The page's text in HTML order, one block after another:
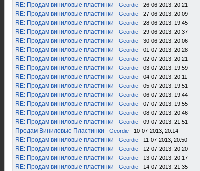
RE: Продам виниловые пластинки - Geordie - 26-06-2013, 20:21
RE: Продам виниловые пластинки - Geordie - 27-06-2013, 20:09
RE: Продам виниловые пластинки - Geordie - 28-06-2013, 19:45
RE: Продам виниловые пластинки - Geordie - 29-06-2013, 20:37
RE: Продам виниловые пластинки - Geordie - 30-06-2013, 20:06
RE: Продам виниловые пластинки - Geordie - 01-07-2013, 20:28
RE: Продам виниловые пластинки - Geordie - 02-07-2013, 20:21
RE: Продам виниловые пластинки - Geordie - 03-07-2013, 19:59
RE: Продам виниловые пластинки - Geordie - 04-07-2013, 20:11
RE: Продам виниловые пластинки - Geordie - 05-07-2013, 19:51
RE: Продам виниловые пластинки - Geordie - 06-07-2013, 19:44
RE: Продам виниловые пластинки - Geordie - 07-07-2013, 19:55
RE: Продам виниловые пластинки - Geordie - 08-07-2013, 20:46
RE: Продам виниловые пластинки - Geordie - 09-07-2013, 21:51
Продам Виниловые Пластинки - Geordie - 10-07-2013, 20:14
RE: Продам виниловые пластинки - Geordie - 11-07-2013, 20:50
RE: Продам виниловые пластинки - Geordie - 12-07-2013, 20:20
RE: Продам виниловые пластинки - Geordie - 13-07-2013, 20:17
RE: Продам виниловые пластинки - Geordie - 14-07-2013, 21:35